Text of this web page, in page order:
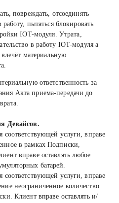
повреждать, отсоединять
пытаться блокировать
IOT-модуля. Утрата,
в работу IOT-модуля а
материальную
ответственность за
Акта приема-передачи до
Девайсов.
соответствующей услуги, вправе
в рамках Подписки,
вправе оставлять любое
батарей.
соответствующей услуги, вправе
неограниченное количество
Клиент вправе оставлять и/